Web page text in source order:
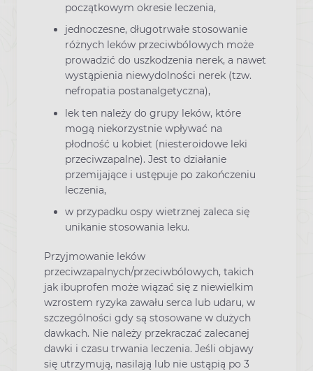
początkowym okresie leczenia,
jednoczesne, długotrwałe stosowanie
różnych leków przeciwbólowych może
prowadzić do uszkodzenia nerek, a nawet
wystąpienia niewydolności nerek (tzw.
nefropatia postanalgetyczna),
lek ten należy do grupy leków, które
mogą niekorzystnie wpływać na
płodność u kobiet (niesteroidowe leki
przeciwzapalne). Jest to działanie
przemijające i ustępuje po zakończeniu
leczenia,
w przypadku ospy wietrznej zaleca się
unikanie stosowania leku.
Przyjmowanie leków
przeciwzapalnych/przeciwbólowych, takich
jak ibuprofen może wiązać się z niewielkim
wzrostem ryzyka zawału serca lub udaru, w
szczególności gdy są stosowane w dużych
dawkach. Nie należy przekraczać zalecanej
dawki i czasu trwania leczenia. Jeśli objawy
się utrzymują, nasilają lub nie ustąpią po 3